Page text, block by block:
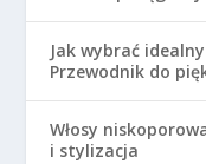
Jak wybrać
Przewodnik do
Włosy
i stylizacja